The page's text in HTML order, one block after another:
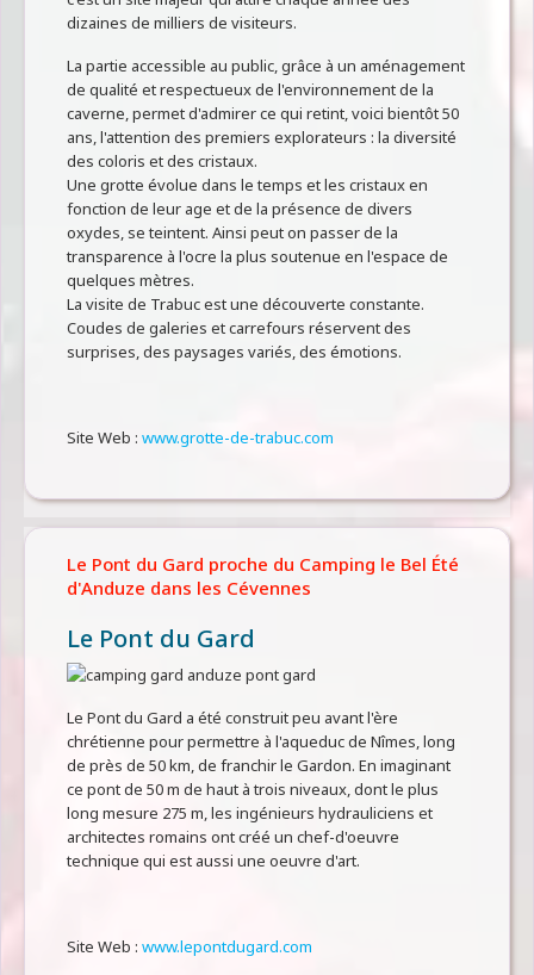
dizaines de milliers de visiteurs.
La partie accessible au public, grâce à un aménagement
de qualité et respectueux de l'environnement de la
caverne, permet d'admirer ce qui retint, voici bientôt 50
ans, l'attention des premiers explorateurs : la diversité
des coloris et des cristaux.
Une grotte évolue dans le temps et les cristaux en
fonction de leur age et de la présence de divers
oxydes, se teintent. Ainsi peut on passer de la
transparence à l'ocre la plus soutenue en l'espace de
quelques mètres.
La visite de Trabuc est une découverte constante.
Coudes de galeries et carrefours réservent des
surprises, des paysages variés, des émotions.
Site Web :www.grotte-de-trabuc.com
Le Pont du Gard proche du Camping le Bel Été
d'Anduze dans les Cévennes
Le Pont du Gard
Le Pont du Gard a été construit peu avant l'ère
chrétienne pour permettre à l'aqueduc de Nîmes, long
de près de 50 km, de franchir le Gardon. En imaginant
ce pont de 50 m de haut à trois niveaux, dont le plus
long mesure 275 m, les ingénieurs hydrauliciens et
architectes romains ont créé un chef-d'oeuvre
technique qui est aussi une oeuvre d'art.
Site Web :www.lepontdugard.com